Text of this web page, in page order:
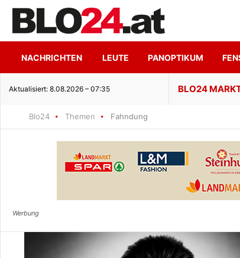
NACHRICHTEN LEUTE PANOPTIKUM
Aktualisiert: 8.08.2026 – 07:35
trifft ruhige Seeidylle
Blo24 Themen Fahndung